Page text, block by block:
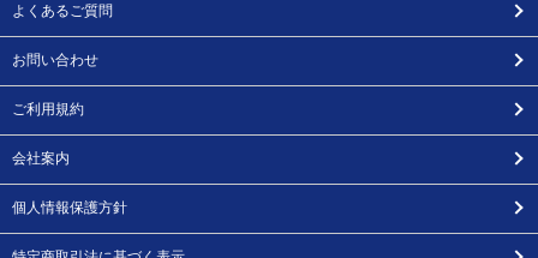
よくあるご質問
お問い合わせ
ご利用規約
会社案内
個人情報保護方針